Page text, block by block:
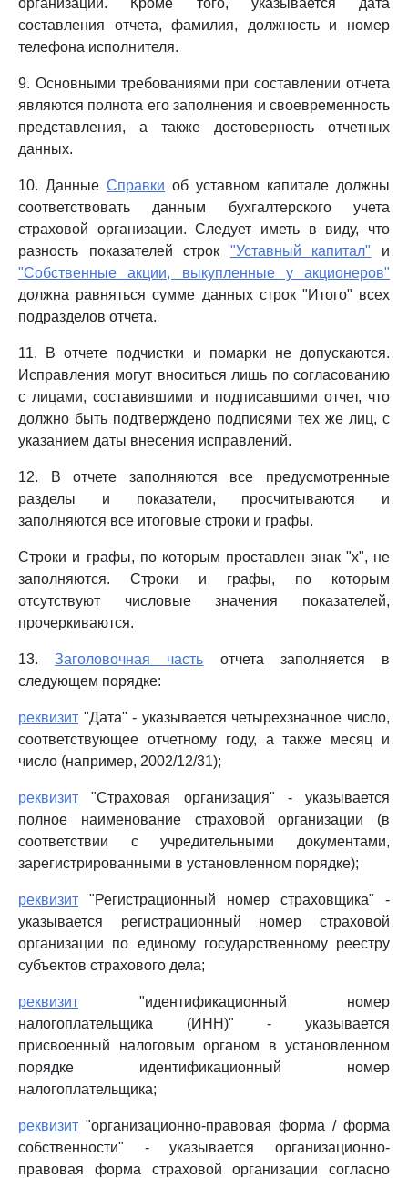
организации. Кроме того, указывается дата
составления отчета, фамилия, должность и номер
телефона исполнителя.
9. Основными требованиями при составлении отчета
являются полнота его заполнения и своевременность
представления, а также достоверность отчетных
данных.
10. Данные Справки об уставном капитале должны
соответствовать данным бухгалтерского учета
страховой организации. Следует иметь в виду, что
разность показателей строк "Уставный капитал" и
"Собственные акции, выкупленные у акционеров"
должна равняться сумме данных строк "Итого" всех
подразделов отчета.
11. В отчете подчистки и помарки не допускаются.
Исправления могут вноситься лишь по согласованию
с лицами, составившими и подписавшими отчет, что
должно быть подтверждено подписями тех же лиц, с
указанием даты внесения исправлений.
12. В отчете заполняются все предусмотренные
разделы и показатели, просчитываются и
заполняются все итоговые строки и графы.
Строки и графы, по которым проставлен знак "х", не
заполняются. Строки и графы, по которым
отсутствуют числовые значения показателей,
прочеркиваются.
13.Заголовочная часть отчета заполняется в
следующем порядке:
реквизит "Дата" - указывается четырехзначное число,
соответствующее отчетному году, а также месяц и
число (например, 2002/12/31);
реквизит "Страховая организация" - указывается
полное наименование страховой организации (в
соответствии с учредительными документами,
зарегистрированными в установленном порядке);
реквизит "Регистрационный номер страховщика" -
указывается регистрационный номер страховой
организации по единому государственному реестру
субъектов страхового дела;
реквизит "идентификационный номер
налогоплательщика (ИНН)" - указывается
присвоенный налоговым органом в установленном
порядке идентификационный номер
налогоплательщика;
реквизит "организационно-правовая форма / форма
собственности" - указывается организационно-
правовая форма страховой организации согласно